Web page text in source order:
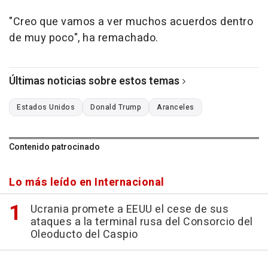
"Creo que vamos a ver muchos acuerdos dentro
de muy poco", ha remachado.
Últimas noticias sobre estos temas
Estados Unidos Donald Trump Aranceles
Contenido patrocinado
Lo más leído en Internacional
Ucrania promete a EEUU el cese de sus
ataques a la terminal rusa del Consorcio del
Oleoducto del Caspio